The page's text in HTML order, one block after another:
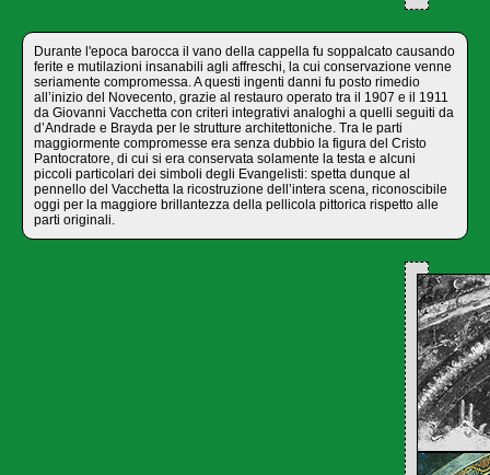
Durante l'epoca barocca il vano della cappella fu soppalcato causando
ferite e mutilazioni insanabili agli affreschi, la cui conservazione venne
seriamente compromessa. A questi ingenti danni fu posto rimedio
all’inizio del Novecento, grazie al restauro operato tra il 1907 e il 1911
da Giovanni Vacchetta con criteri integrativi analoghi a quelli seguiti da
d’Andrade e Brayda per le strutture architettoniche. Tra le parti
maggiormente compromesse era senza dubbio la figura del Cristo
Pantocratore, di cui si era conservata solamente la testa e alcuni
piccoli particolari dei simboli degli Evangelisti: spetta dunque al
pennello del Vacchetta la ricostruzione dell’intera scena, riconoscibile
oggi per la maggiore brillantezza della pellicola pittorica rispetto alle
parti originali.